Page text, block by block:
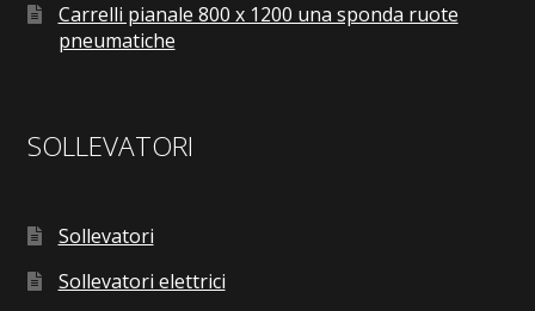
Carrelli pianale 800 x 1200 una sponda ruote
pneumatiche
SOLLEVATORI
Sollevatori
Sollevatori elettrici